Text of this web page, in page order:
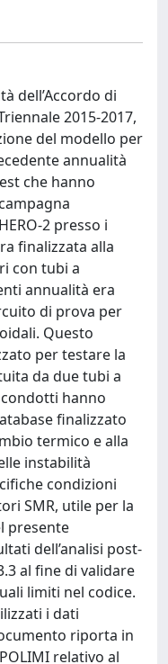
dell’Accordo di
2015-2017,
del modello per
annualità
che hanno
2 presso i
finalizzata alla
con tubi a
annualità era
di prova per
Questo
per testare la
da due tubi a
hanno
finalizzato
termico e alla
instabilità
condizioni
SMR, utile per la
presente
dell’analisi post-
al fine di validare
limiti nel codice.
i dati
riporta in
relativo al